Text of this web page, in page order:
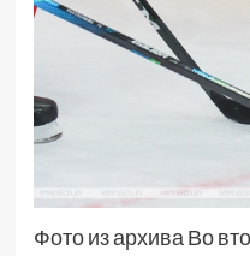
Фото из архива Во